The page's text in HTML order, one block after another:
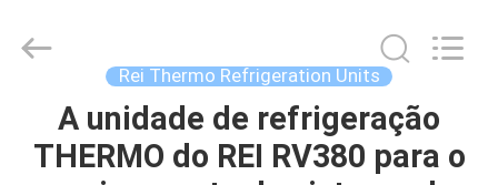
PARA
CASA
INDUSTRY
Rei Thermo Refrigeration Units
A unidade de refrigeração
THERMO do REI RV380 para o